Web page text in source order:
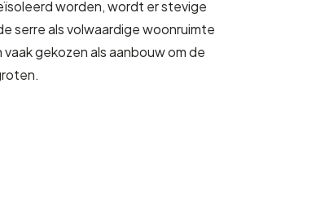
worden, wordt er stevige
serre als volwaardige woonruimte
gekozen als aanbouw om de